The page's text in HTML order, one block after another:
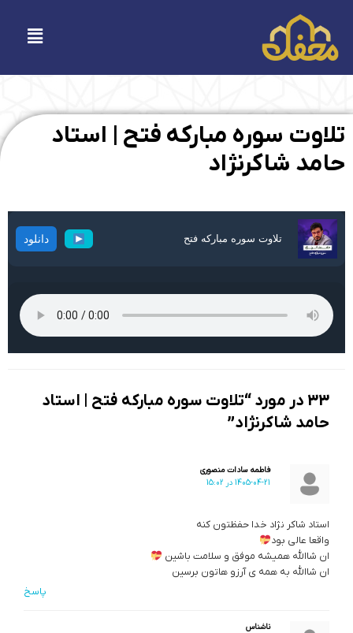
محتوا
تلاوت سوره مبارکه فتح | استاد
حامد شاکرنژاد
تلاوت سوره مبارکه فتح دانلود
33 در مورد “تلاوت سوره مبارکه فتح | استاد
حامد شاکرنژاد”
فاطمه سادات منصوری
1405-04-21 در 15:02
استاد شاکر نژاد خدا حفظتون کنه
واقعا عالی بود
ان شاالله همیشه موفق و سلامت باشین
ان شاالله به همه ی آرزو هاتون برسین
پاسخ
ناشناس